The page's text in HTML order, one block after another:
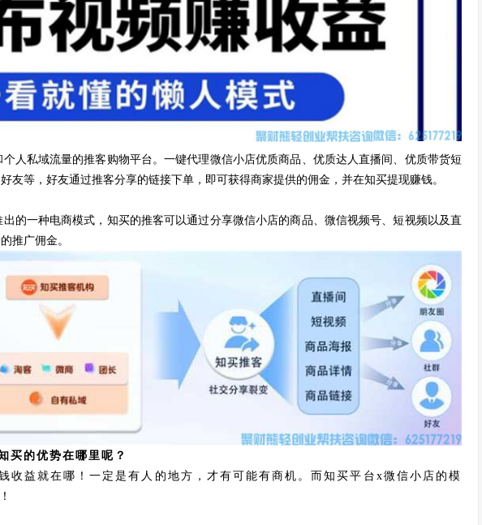
人私域流量的推客购物平台。一键代理微信小店优质商品、优质达人直播间、优质带货短
友等，好友通过推客分享的链接下单，即可获得商家提供的佣金，并在知买提现赚钱。
的一种电商模式，知买的推客可以通过分享微信小店的商品、微信视频号、短视频以及直
推广佣金。
买的优势在哪里呢？
收益就在哪！一定是有人的地方，才有可能有商机。而知买平台x微信小店的模